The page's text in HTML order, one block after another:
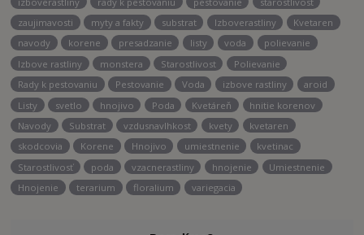
zaujimavosti
myty a fakty substrat Izboverastliny
Kvetaren
navody
korene presadzanie listy voda
polievanie
Izbove rastliny
monstera Starostlivost
Polievanie
Rady k pestovaniu
Pestovanie Voda izbove rastliny
aroid
Listy
svetlo hnojivo Poda Kvetáreň
hnitie korenov
Navody
Substrat vzdusnavlhkost kvety
kvetaren
skodcovia
Korene Hnojivo umiestnenie
kvetinac
Starostlivosť
poda vzacnerastliny hnojenie
Umiestnenie
Hnojenie
terarium floralium variegacia